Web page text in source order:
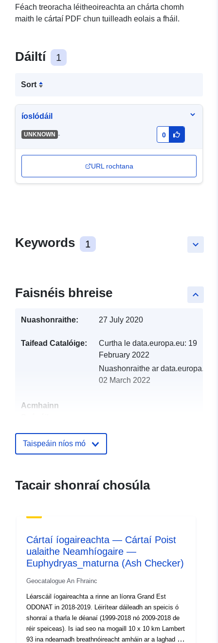
Féach treoracha léitheoireachta an chárta chomh
maith le cártaí PDF chun tuilleadh eolais a fháil.
Dáiltí 1
Sort
íoslódáil
UNKNOWN - 0
URL rochtana
keyboard_arrow_down
Keywords 1
keyboard_arrow_up
Faisnéis bhreise
Nuashonraithe: 27 July 2020
Taifead Catalóige: Curtha le data.europa.eu: 19
February 2022
Nuashonraithe ar data.europa.eu:
02 March 2022
Acmhainn
Aitheantóirí:
ide.developpement-
5c07-4da1-92ac-
120066022-srv-b16f54da-933a-
4d03-bbd0-a05e7e8ce237
Clóscríobh:
Acmhainn:
codelist/ResourceType/services
Taispeáin níos mó
Tacair shonraí chosúla
Cártaí íogaireachta — Cártaí Poist
ualaithe Neamhíogaire —
Euphydryas_maturna (Ash Checker)
Geocatalogue An Fhrainc
Léarscáil íogaireachta a rinne an líonra Grand Est
ODONAT in 2018-2019. Léirítear dáileadh an speicis ó
shonraí a tharla le déanaí (1999-2018 nó 2009-2018 de
réir speiceas). Is iad seo na mogaill 10 x 10 km Lambert
93 ina ndearnadh breathnóireacht amháin ar a laghad de